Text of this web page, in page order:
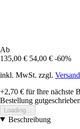
Ab
135,00 € 54,00 € -60%
inkl. MwSt. zzgl.
+2,70 € für Ihre nächste
Bestellung gutgeschrieben
Loading...
Beschreibung